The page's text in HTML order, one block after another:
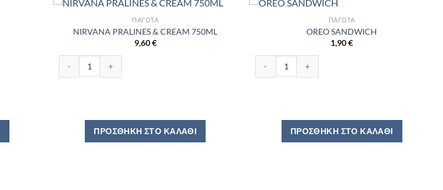
ΠΑΓΩΤΆ
NIRVANA PRALINES & CREAM 750ML
9,60€
ΠΡΟΣΘΉΚΗ ΣΤΟ ΚΑΛΆΘΙ
ΠΑΓΩΤΆ
OREO SANDWICH
1,90€
ΠΡΟΣΘΉΚΗ ΣΤΟ ΚΑΛΆΘΙ